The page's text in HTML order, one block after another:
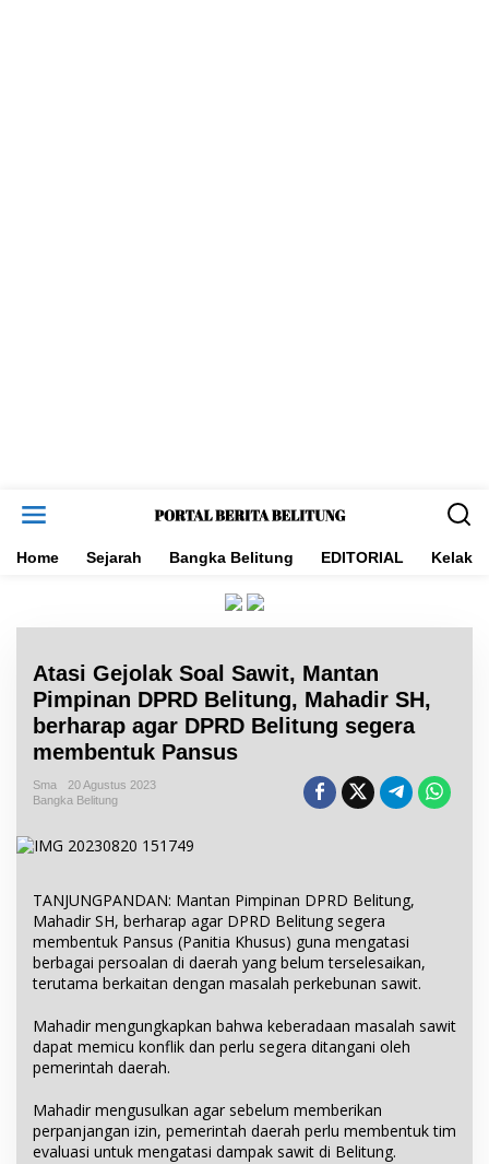
Home Sejarah Bangka Belitung EDITORIAL Kelakar
Atasi Gejolak Soal Sawit, Mantan
Pimpinan DPRD Belitung, Mahadir SH,
berharap agar DPRD Belitung segera
membentuk Pansus
Sma
20 Agustus 2023
Bangka Belitung
TANJUNGPANDAN: Mantan Pimpinan DPRD Belitung,
Mahadir SH, berharap agar DPRD Belitung segera
membentuk Pansus (Panitia Khusus) guna mengatasi
berbagai persoalan di daerah yang belum terselesaikan,
terutama berkaitan dengan masalah perkebunan sawit.
Mahadir mengungkapkan bahwa keberadaan masalah sawit
dapat memicu konflik dan perlu segera ditangani oleh
pemerintah daerah.
Mahadir mengusulkan agar sebelum memberikan
perpanjangan izin, pemerintah daerah perlu membentuk tim
evaluasi untuk mengatasi dampak sawit di Belitung.